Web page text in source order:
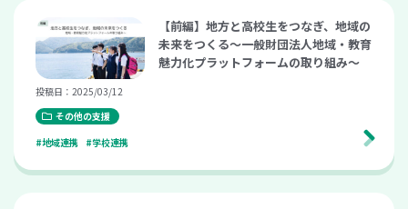
【前編】地方と高校生をつなぎ、地域の
未来をつくる〜一般財団法人地域・教育
魅力化プラットフォームの取り組み〜
投稿日：2025/03/12
その他の支援
#地域連携
#学校連携